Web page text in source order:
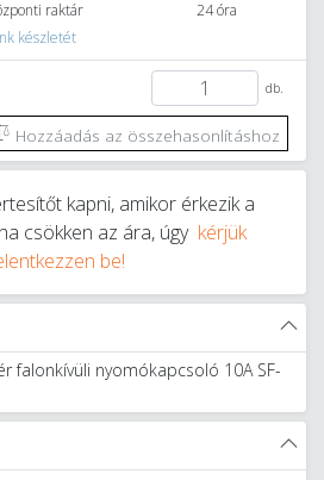
raktár
24 óra
készletét
db.
Hozzáadás az összehasonlításhoz
kapni, amikor érkezik a
csökken az ára, úgy kérjük
be!
falonkívüli nyomókapcsoló 10A SF-